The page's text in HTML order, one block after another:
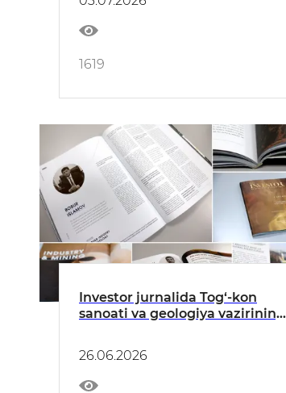
1619
Investor jurnalida Tog‘-kon
sanoati va geologiya vazirining
26.06.2026